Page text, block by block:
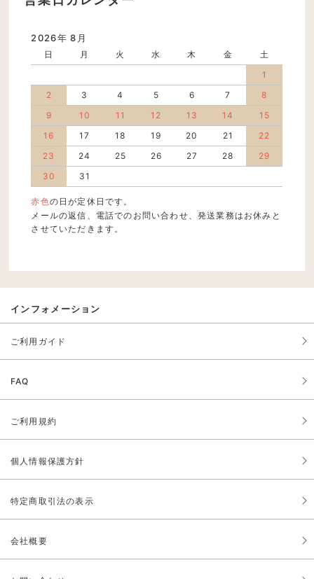
2026年 8月
日 月 火 水 木 金
土
1
2
3 4 5 6 7
8
9
10 11 12 13 14
15
16
17 18 19 20 21
22
23
24 25 26 27 28
29
30
31
赤色の日が定休日です。
メールの返信、電話でのお問い合わせ、発送業務はお休みと
させていただきます。
インフォメーション
ご利用ガイド
FAQ
ご利用規約
個人情報保護方針
特定商取引法の表示
会社概要